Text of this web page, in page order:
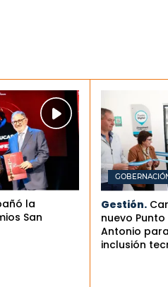
la
San
Gestión.
nuevo
Antonio
inclusión